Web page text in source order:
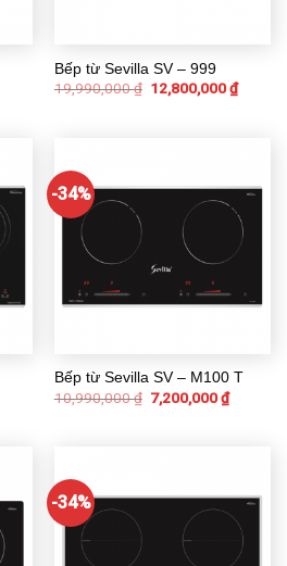
Bếp từ Sevilla SV – 999
19,990,000₫ 12,800,000₫
-34%
Bếp từ Sevilla SV – M100 T
10,990,000₫ 7,200,000₫
-34%